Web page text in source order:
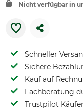
Nicht verfügbar in
Schneller
Sichere
Kauf auf
Fachberatung
Trustpilot